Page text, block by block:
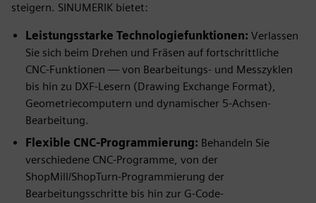
steigern. SINUMERIK bietet:
Leistungsstarke Technologiefunktionen: Verlassen
Sie sich beim Drehen und Fräsen auf fortschrittliche
CNC-Funktionen — von Bearbeitungs- und Messzyklen
bis hin zu DXF-Lesern (Drawing Exchange Format),
Geometriecomputern und dynamischer 5-Achsen-
Bearbeitung.
Flexible CNC-Programmierung: Behandeln Sie
verschiedene CNC-Programme, von der
ShopMill/ShopTurn-Programmierung der
Bearbeitungsschritte bis hin zur G-Code-